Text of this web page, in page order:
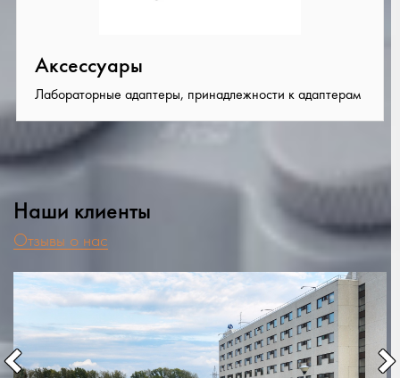
Аксессуары
Лабораторные адаптеры, принадлежности к адаптерам
Наши клиенты
Отзывы о нас